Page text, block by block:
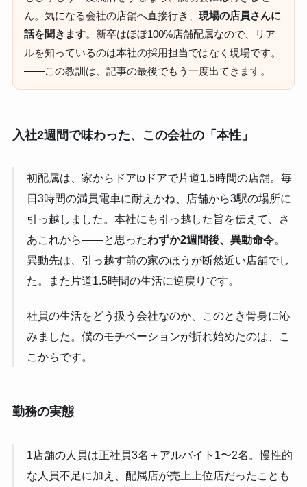
ん。気になる会社の店舗へ直接行き、 現場の店員さんに
話を聞きます。新卒はほぼ100%店舗配属なので、リア
ルを知っているのは本社の採用担当ではなく現場です。
——この教訓は、記事の最後でもう一度出てきます。
入社2週間で味わった、この会社の「本性」
初配属は、家からドアtoドアで片道1.5時間の店舗。毎
日3時間の満員電車に耐えかね、店舗から3駅の場所に
引っ越しました。本社にも引っ越した旨を伝えて、さ
あこれから——と思ったわずか2週間後、異動命令。
異動先は、引っ越す前の家のほうが断然近い店舗でし
た。また片道1.5時間の生活に逆戻りです。
社員の生活をどう扱う会社なのか、このとき骨身に沁
みました。僕のモチベーションが折れ始めたのは、こ
こからです。
勤務の実態
1店舗の人員は正社員3名＋アルバイト1〜2名。慢性的
な人員不足に加え、配属店が売上上位店だったことも